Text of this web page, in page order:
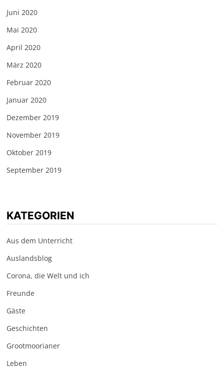
Juni 2020
Mai 2020
April 2020
März 2020
Februar 2020
Januar 2020
Dezember 2019
November 2019
Oktober 2019
September 2019
KATEGORIEN
Aus dem Unterricht
Auslandsblog
Corona, die Welt und ich
Freunde
Gäste
Geschichten
Grootmoorianer
Leben